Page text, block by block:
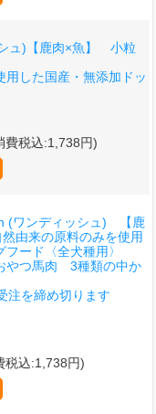
ュ)【鹿肉×魚】 小粒
用した国産・無添加ドッ
費税込:1,738円)
(ワンディッシュ) 【鹿
由来の原料のみを使用
ード〈全犬種用〉
やつ馬肉 3種類の中か
注を締め切ります
税込:1,738円)